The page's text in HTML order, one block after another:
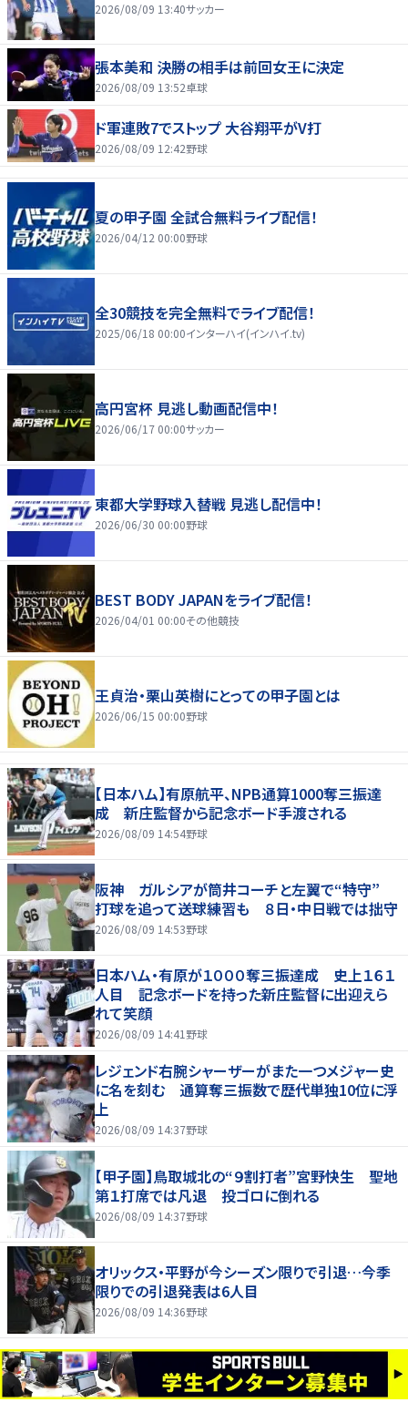
2026/08/09 13:40サッカー
張本美和 決勝の相手は前回女王に決定
2026/08/09 13:52卓球
ド軍連敗7でストップ 大谷翔平がV打
2026/08/09 12:42野球
夏の甲子園 全試合無料ライブ配信！
2026/04/12 00:00野球
全30競技を完全無料でライブ配信！
2025/06/18 00:00インターハイ(インハイ.tv)
高円宮杯 見逃し動画配信中！
2026/06/17 00:00サッカー
東都大学野球入替戦 見逃し配信中！
2026/06/30 00:00野球
BEST BODY JAPANをライブ配信！
2026/04/01 00:00その他競技
王貞治・栗山英樹にとっての甲子園とは
2026/06/15 00:00野球
【日本ハム】有原航平、NPB通算1000奪三振達
成 新庄監督から記念ボード手渡される
2026/08/09 14:54野球
阪神 ガルシアが筒井コーチと左翼で“特守”
打球を追って送球練習も ８日・中日戦では拙守
2026/08/09 14:53野球
日本ハム・有原が１０００奪三振達成 史上１６１
人目 記念ボードを持った新庄監督に出迎えら
れて笑顔
2026/08/09 14:41野球
レジェンド右腕シャーザーがまた一つメジャー史
に名を刻む 通算奪三振数で歴代単独10位に浮
上
2026/08/09 14:37野球
【甲子園】鳥取城北の“９割打者”宮野快生 聖地
第１打席では凡退 投ゴロに倒れる
2026/08/09 14:37野球
オリックス・平野が今シーズン限りで引退…今季
限りでの引退発表は6人目
2026/08/09 14:36野球